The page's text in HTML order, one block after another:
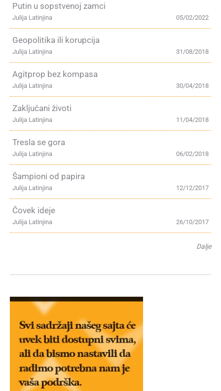
Putin u sopstvenoj zamci
05/02/2022
Julija Latinjina
Geopolitika ili korupcija
31/08/2018
Julija Latinjina
Agitprop bez kompasa
30/04/2018
Julija Latinjina
Zaključani životi
11/04/2018
Julija Latinjina
Tresla se gora
06/02/2018
Julija Latinjina
Šampioni od papira
12/12/2017
Julija Latinjina
Čovek ideje
26/10/2017
Julija Latinjina
Dalje